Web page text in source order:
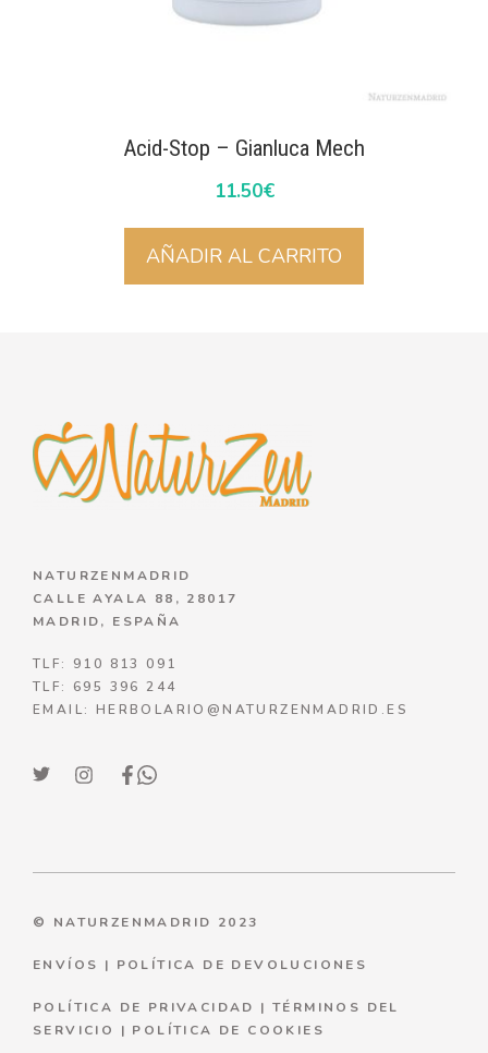
Acid-Stop – Gianluca Mech
11.50€
AÑADIR AL CARRITO
NATURZENMADRID
CALLE AYALA 88, 28017
MADRID, ESPAÑA
TLF: 910 813 091
TLF: 695 396 244
EMAIL: HERBOLARIO@NATURZENMADRID.ES
© NATURZENMADRID 2023
ENVÍOS | POLÍTICA DE DEVOLUCIONES
POLÍTICA DE PRIVACIDAD |TÉRMINOS DEL
SERVICIO
| P OLÍTICA DE COOKIES